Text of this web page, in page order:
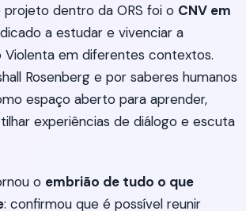
dentro da ORS foi o CNV em
a estudar e vivenciar a
Violenta em diferentes contextos.
Rosenberg e por saberes humanos
espaço aberto para aprender,
experiências de diálogo e escuta
o embrião de tudo o que
: confirmou que é possível reunir